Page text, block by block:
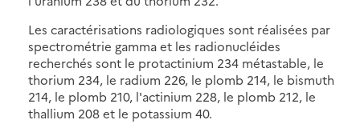
Les caractérisations radiologiques sont réalisées par
spectrométrie gamma et les radionucléides
recherchés sont le protactinium 234 métastable, le
thorium 234, le radium 226, le plomb 214, le bismuth
214, le plomb 210, l'actinium 228, le plomb 212, le
thallium 208 et le potassium 40.